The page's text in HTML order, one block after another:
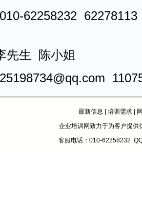
010-62258232
先生 陈小姐
25198734@qq.com
最新信息 | 培训需求|
企业培训网致力于为客户提供
客服电话：010-62258232